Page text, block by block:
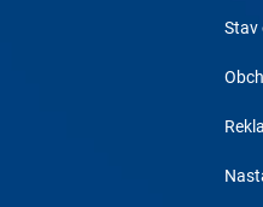
Stav